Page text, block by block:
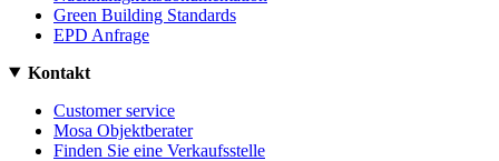
Green Building Standards
EPD Anfrage
Kontakt
Customer service
Mosa Objektberater
Finden Sie eine Verkaufsstelle